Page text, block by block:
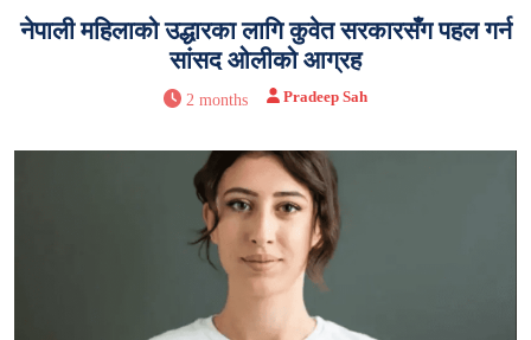
नेपाली महिलाको उद्धारका लागि कुवेत सरकारसँग पहल गर्न
सांसद ओलीको आग्रह
2 months Pradeep Sah